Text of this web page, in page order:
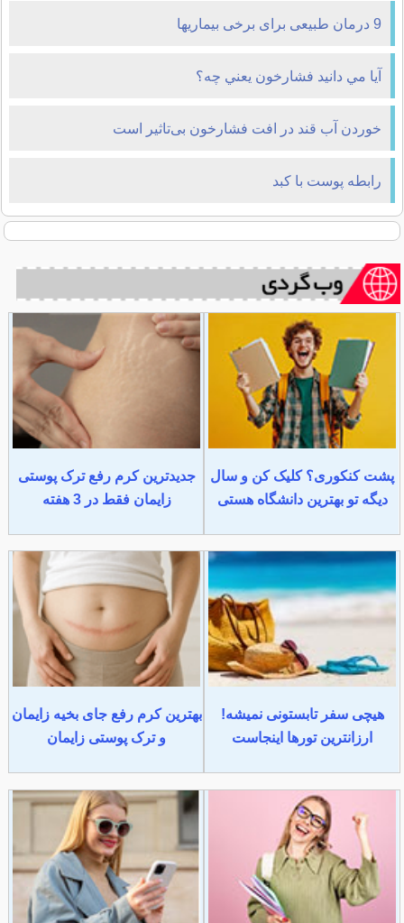
9 درمان طبیعی برای برخی بیماریها
آيا مي دانيد فشارخون يعني چه؟
خوردن آب قند در افت فشارخون بی‌تاثیر است
رابطه پوست با کبد
پشت کنکوری؟ کلیک کن و سال
دیگه تو بهترین دانشگاه هستی
جدیدترین کرم رفع ترک پوستی
زایمان فقط در 3 هفته
هیچی سفر تابستونی نمیشه!
ارزانترین تورها اینجاست
بهترین کرم رفع جای بخیه زایمان
و ترک پوستی زایمان